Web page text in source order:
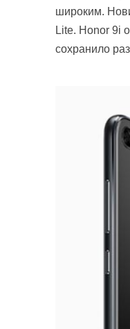
широким.
Lite. Honor 9i
сохранило